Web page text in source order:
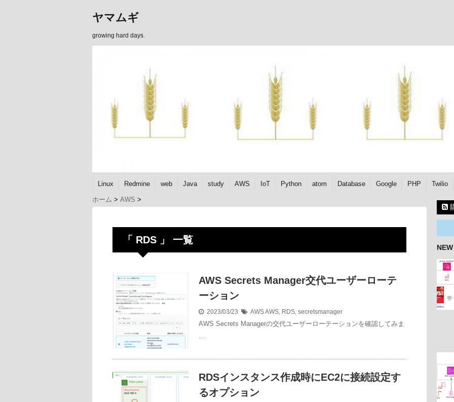
ヤマムギ
growing hard days.
Linux Redmine web Java study AWS IoT Python atom Database Google PHP Twilio
ホーム > AWS >
「 RDS 」 一覧
AWS Secrets Manager交代ユーザーローテ
ーション
2023/03/23 AWSAWS, RDS, secretsmanager
AWS Secrets Managerの交代ユーザーローテーションを確認してみま
…
RDSインスタンス作成時にEC2に接続設定す
るオプション